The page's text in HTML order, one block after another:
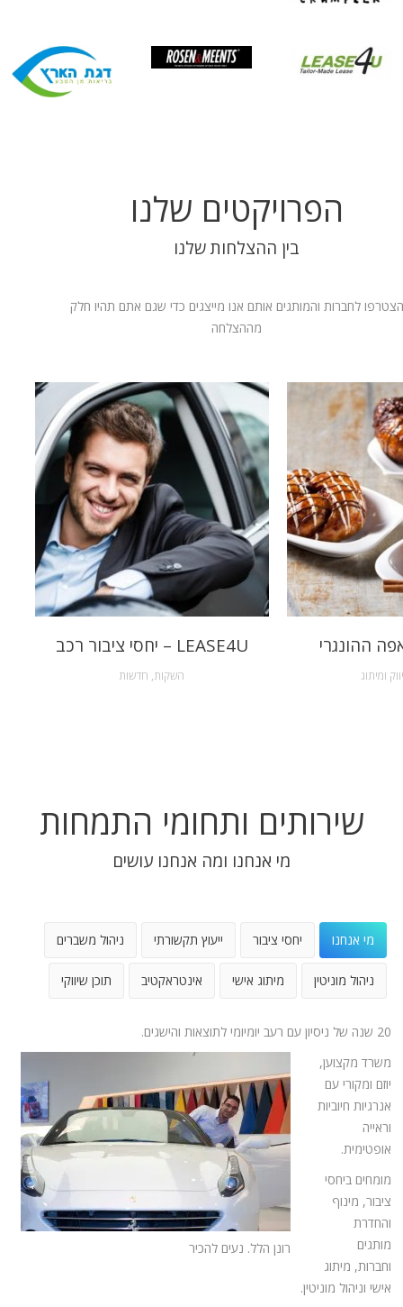
הפרויקטים שלנו
בין ההצלחות שלנו
הצטרפו לחברות והמותגים אותם אנו מייצגים כדי שגם אתם תהיו חלק
מההצלחה
LEASE4U – יחסי ציבור רכב
השקות, חדשות
ההונגרי
ומיתוג
שירותים ותחומי התמחות
מי אנחנו ומה אנחנו עושים
מי אנחנו יחסי ציבור ייעוץ תקשורתי ניהול משברים
ניהול מוניטין מיתוג אישי אינטראקטיב תוכן שיווקי
20 שנה של ניסיון עם רעב יומיומי לתוצאות והישגים.
רונן הלל. נעים להכיר
משרד מקצוען,
יוזם ומקורי עם
אנרגיות חיוביות
וראייה
אופטימית.
מומחים ביחסי
ציבור, מינוף
והחדרת
מותגים
וחברות, מיתוג
אישי וניהול מוניטין.